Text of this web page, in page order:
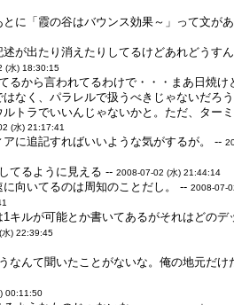
に「霞の谷はバウンス効果～」って文
が出たり消えたりしてるけどあれどうす
(水) 18:30:15
るから言われてるわけで・・・まあ日焼
なく、パラレルで扱うべきじゃないだろう
トラでいいんじゃないかと。ただ、ター
(水) 21:17:41
に追記すればいいような気がするが。 --
てるように見える --2008-07-02 (水) 21:44:14
向いてるのは周知のことだし。 --2008-07-
キルが可能とか書いてあるがそれはどの
) 22:39:45
なんて聞いたことがないな。俺の地元だ
00:11:50